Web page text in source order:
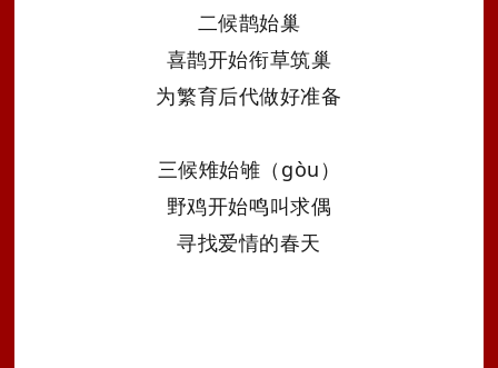
二候鹊始巢
喜鹊开始衔草筑巢
为繁育后代做好准备
三候雉始雊（gòu）
野鸡开始鸣叫求偶
寻找爱情的春天